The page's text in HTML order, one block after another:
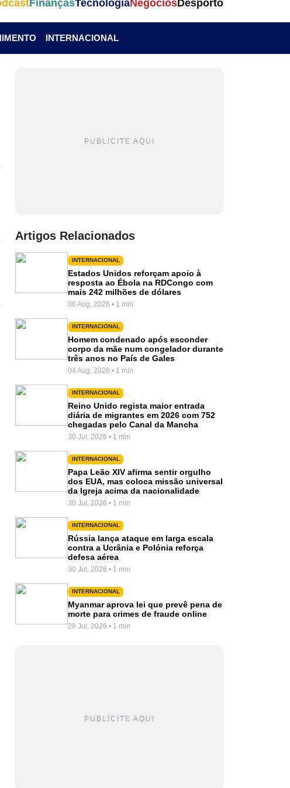
FinançasTecnologiaNegóciosDesporto
INTERNACIONAL
PUBLICITE AQUI
Artigos Relacionados
INTERNACIONAL
Estados Unidos reforçam apoio à
resposta ao Ébola na RDCongo com
mais 242 milhões de dólares
06 Aug, 2026 • 1 min
INTERNACIONAL
Homem condenado após esconder
corpo da mãe num congelador durante
três anos no País de Gales
04 Aug, 2026 • 1 min
INTERNACIONAL
Reino Unido regista maior entrada
diária de migrantes em 2026 com 752
chegadas pelo Canal da Mancha
30 Jul, 2026 • 1 min
INTERNACIONAL
Papa Leão XIV afirma sentir orgulho
dos EUA, mas coloca missão universal
da Igreja acima da nacionalidade
30 Jul, 2026 • 1 min
INTERNACIONAL
Rússia lança ataque em larga escala
contra a Ucrânia e Polónia reforça
defesa aérea
30 Jul, 2026 • 1 min
INTERNACIONAL
Myanmar aprova lei que prevê pena de
morte para crimes de fraude online
28 Jul, 2026 • 1 min
PUBLICITE AQUI